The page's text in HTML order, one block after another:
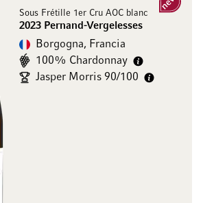
Sous Frétille 1er Cru AOC blanc
2023 Pernand-Vergelesses
Nuovo
Borgogna, Francia
100% Chardonnay
Jasper Morris 90/100